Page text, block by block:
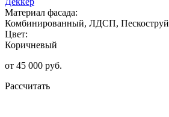
Материал фасада:
Комбинированный, ЛДСП, Пескоструй
Цвет:
Коричневый
от 45 000 руб.
Рассчитать